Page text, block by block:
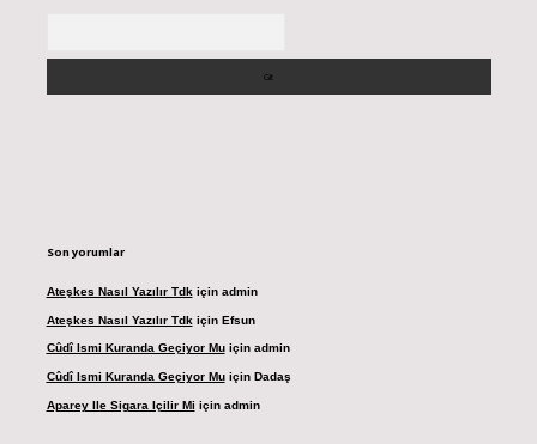
Son yorumlar
Ateşkes Nasıl Yazılır Tdk için admin
Ateşkes Nasıl Yazılır Tdk için Efsun
Cûdî Ismi Kuranda Geçiyor Muiçin admin
Cûdî Ismi Kuranda Geçiyor Muiçin Dadaş
Aparey Ile Sigara Içilir Mi için admin